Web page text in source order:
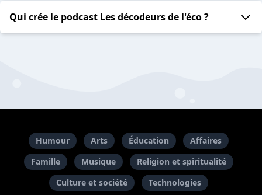
Qui crée le podcast Les décodeurs de l'éco ?
Humour Arts Éducation
Affaires
Famille
Musique
Religion et spiritualité
Culture et société
Technologies